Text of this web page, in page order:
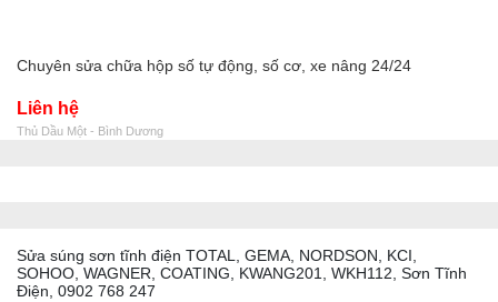
Chuyên sửa chữa hộp số tự động, số cơ, xe nâng 24/24
Liên hệ
Thủ Dầu Một - Bình Dương
Sửa súng sơn tĩnh điện TOTAL, GEMA, NORDSON, KCI,
SOHOO, WAGNER, COATING, KWANG201, WKH112, Sơn Tĩnh
Điện, 0902 768 247